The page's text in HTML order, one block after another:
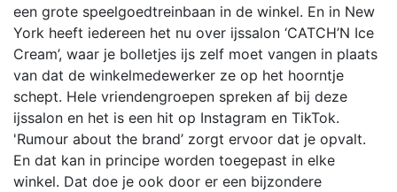
een grote speelgoedtreinbaan in de winkel. En in New
York heeft iedereen het nu over ijssalon ‘CATCH’N Ice
Cream’, waar je bolletjes ijs zelf moet vangen in plaats
van dat de winkelmedewerker ze op het hoorntje
schept. Hele vriendengroepen spreken af bij deze
ijssalon en het is een hit op Instagram en TikTok.
'Rumour about the brand’ zorgt ervoor dat je opvalt.
En dat kan in principe worden toegepast in elke
winkel. Dat doe je ook door er een bijzondere